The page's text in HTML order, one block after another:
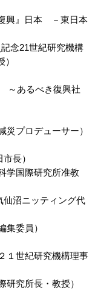
興』日本 －東日本
21世紀研究機構
）
～あるべき復興社
プロデューサー）
長）
国際研究所准教
沼ニッティング代
委員）
世紀研究機構理事
究所長・教授）